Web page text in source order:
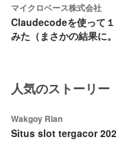
マイクロベース株式会社
Claudecodeを使って
みた（まさかの結果に。
人気のストーリー
Wakgoy Rian
Situs slot tergacor